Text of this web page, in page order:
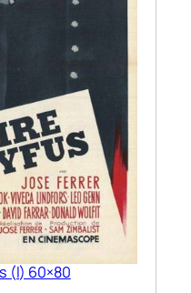
(l) 60×80